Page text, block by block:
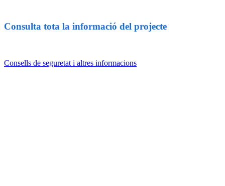
Consulta tota la informació del projecte
Consells de seguretat i altres informacions